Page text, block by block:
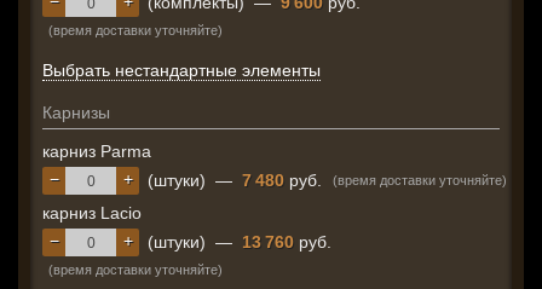
(время доставки уточняйте)
Выбрать нестандартные элементы
Карнизы
карниз Parma
+
− (штуки) — 7 480 руб. (время доставки уточняйте)
карниз Lacio
+
− (штуки) — 13 760 руб.
(время доставки уточняйте)